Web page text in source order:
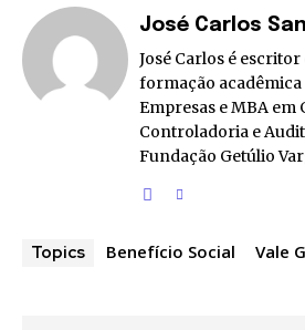
José Carlos
José Carlos é
formação
Empresas e MBA em
Controladoria e
Fundação Getúlio
Topics Benefício Social Vale